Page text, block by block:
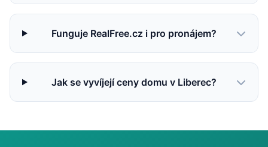
Funguje RealFree.cz i pro pronájem?
Jak se vyvíjejí ceny domu v Liberec?